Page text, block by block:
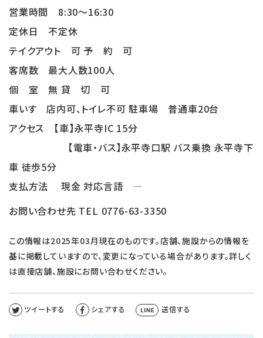
営業時間 8:30～16:30
定休日 不定休
テイクアウト 可 予 約 可
客席数 最大人数100人
個 室 無 貸 切 可
車いす 店内可、トイレ不可 駐車場 普通車20台
アクセス 【車】永平寺IC 15分
【電車・バス】永平寺口駅 バス乗換 永平寺下
車 徒歩5分
支払方法 現金 対応言語 ―
お問い合わせ先 TEL 0776-63-3350
この情報は2025年03月現在のものです。店舗、施設からの情報を
基に掲載していますので、変更になっている場合があります。詳しく
は直接店舗、施設にお問い合わせください。
ツイートする シェアする 送信する